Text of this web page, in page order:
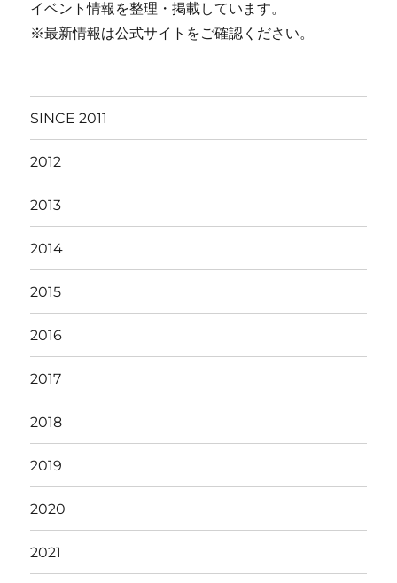
イベント情報を整理・掲載しています。
※最新情報は公式サイトをご確認ください。
SINCE 2011
2012
2013
2014
2015
2016
2017
2018
2019
2020
2021